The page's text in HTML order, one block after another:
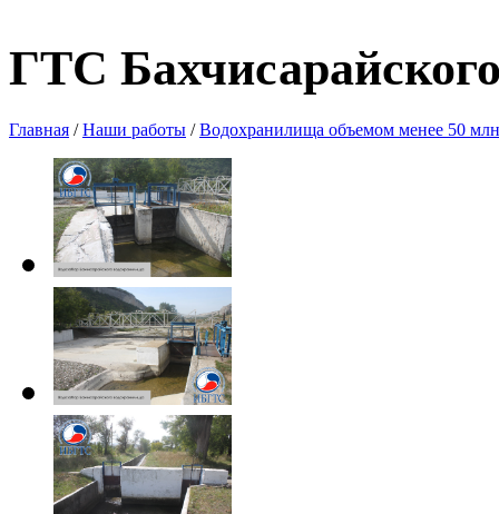
ГТС
Главная / Наши работы / Водохранилища объемом менее 50